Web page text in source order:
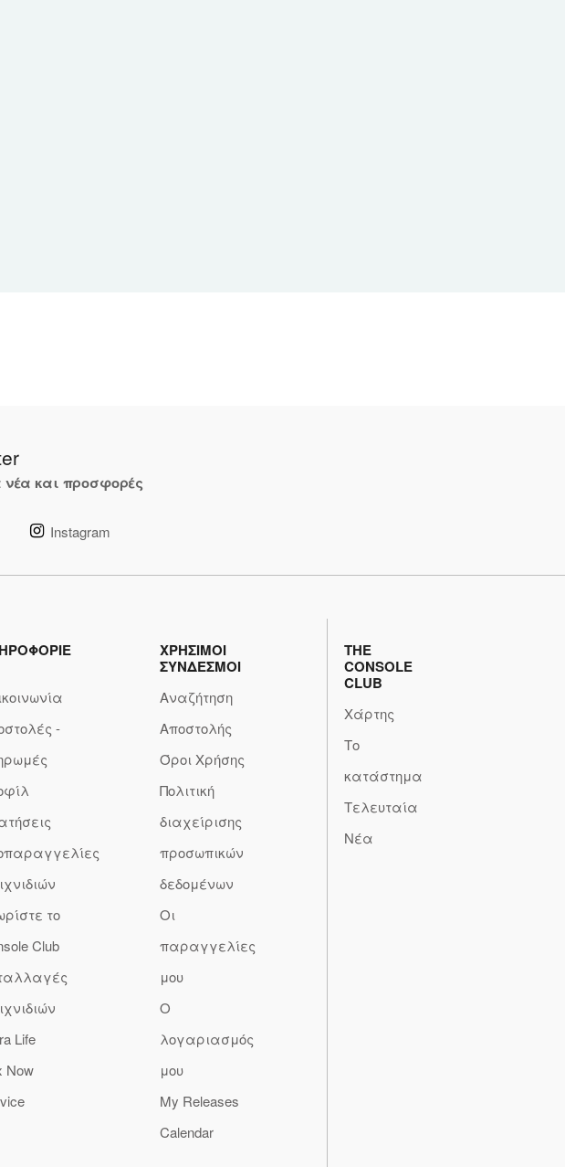
νέα και προσφορές
Instagram
-
το
Club
Life
Now
ΧΡΗΣΙΜΟΙ
ΣΥΝΔΕΣΜΟΙ
Αναζήτηση
Αποστολής
Όροι Χρήσης
Πολιτική
διαχείρισης
προσωπικών
δεδομένων
Οι
παραγγελίες
μου
Ο
λογαριασμός
μου
My Releases
Calendar
THE
CONSOLE
CLUB
Χάρτης
Το
κατάστημα
Τελευταία
Νέα